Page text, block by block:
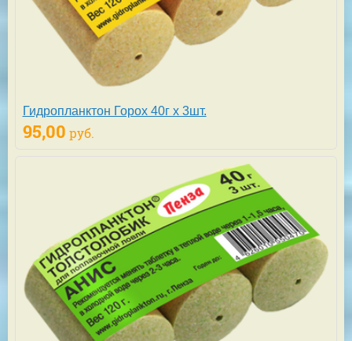
Гидропланктон Горох 40г х 3шт.
95,00 руб.